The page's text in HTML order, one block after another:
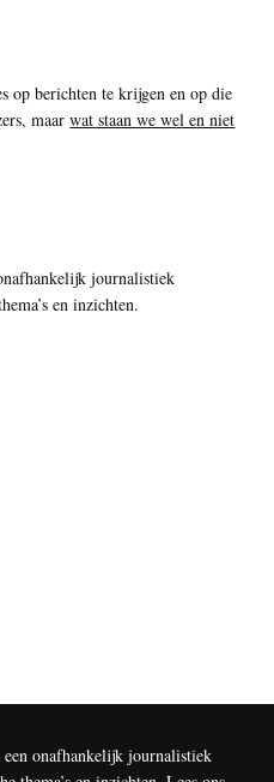
op berichten te krijgen en op die
maarwat staan we wel en niet
journalistiek
en inzichten.
onafhankelijk journalistiek